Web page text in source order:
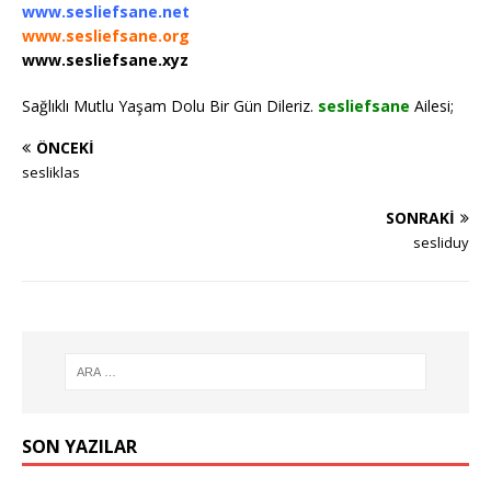
www.sesliefsane.net
www.sesliefsane.org
www.sesliefsane.xyz
Sağlıklı Mutlu Yaşam Dolu Bir Gün Dileriz. sesliefsane Ailesi;
ÖNCEKI
sesliklas
SONRAKI
sesliduy
SON YAZILAR